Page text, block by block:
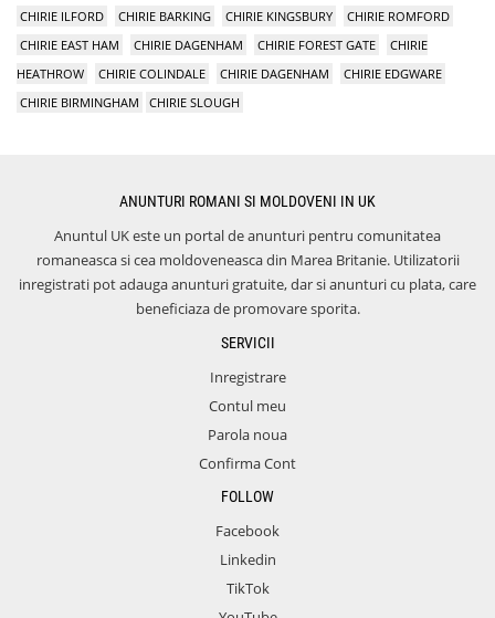
CHIRIE ILFORD
CHIRIE BARKING CHIRIE KINGSBURY
CHIRIE ROMFORD
CHIRIE EAST HAM
CHIRIE DAGENHAM CHIRIE FOREST GATE
CHIRIE
HEATHROW
CHIRIE COLINDALE CHIRIE DAGENHAM
CHIRIE EDGWARE
CHIRIE BIRMINGHAM
CHIRIE SLOUGH
ANUNTURI ROMANI SI MOLDOVENI IN UK
Anuntul UK este un portal de anunturi pentru comunitatea
romaneasca si cea moldoveneasca din Marea Britanie. Utilizatorii
inregistrati pot adauga anunturi gratuite, dar si anunturi cu plata, care
beneficiaza de promovare sporita.
SERVICII
Inregistrare
Contul meu
Parola noua
Confirma Cont
FOLLOW
Facebook
Linkedin
TikTok